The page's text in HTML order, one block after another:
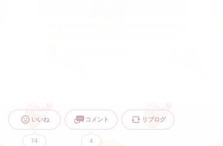
いいね
74
コメント
4
リブログ